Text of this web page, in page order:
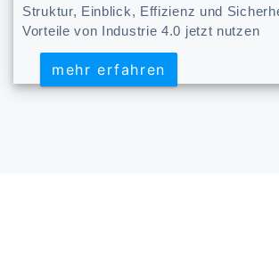
Struktur, Einblick, Effizienz und
Vorteile von Industrie 4.0 jetzt nutzen
mehr erfahren
mehr erfahren